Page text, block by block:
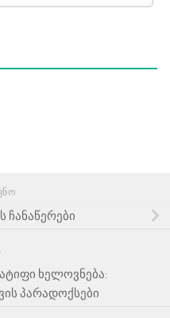
ჩანაწერები
ხელოვნება:
პარადოქსები